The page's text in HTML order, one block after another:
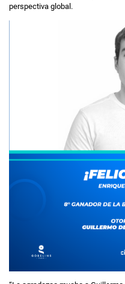
perspectiva global.